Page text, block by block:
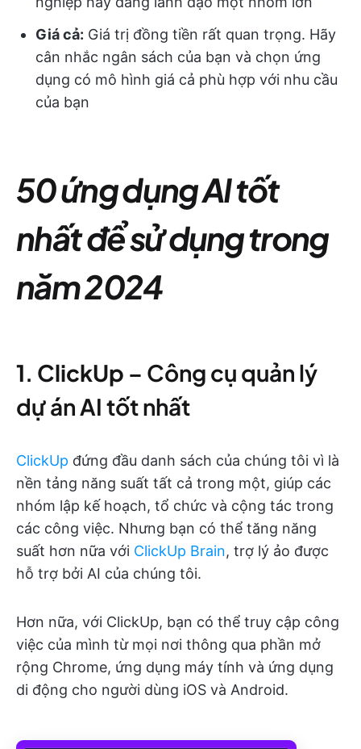
Giá cả: Giá trị đồng tiền rất quan trọng. Hãy
cân nhắc ngân sách của bạn và chọn ứng
dụng có mô hình giá cả phù hợp với nhu cầu
của bạn
50 ứng dụng AI tốt
nhất để sử dụng trong
năm 2024
1. ClickUp – Công cụ quản lý
dự án AI tốt nhất
ClickUp đứng đầu danh sách của chúng tôi vì là
nền tảng năng suất tất cả trong một, giúp các
nhóm lập kế hoạch, tổ chức và cộng tác trong
các công việc. Nhưng bạn có thể tăng năng
suất hơn nữa với ClickUp Brain, trợ lý ảo được
hỗ trợ bởi AI của chúng tôi.
Hơn nữa, với ClickUp, bạn có thể truy cập công
việc của mình từ mọi nơi thông qua phần mở
rộng Chrome, ứng dụng máy tính và ứng dụng
di động cho người dùng iOS và Android.